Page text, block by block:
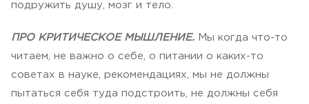
подружить душу, мозг и тело.
ПРО КРИТИЧЕСКОЕ МЫШЛЕНИЕ. Мы когда что-то
читаем, не важно о себе, о питании о каких-то
советах в науке, рекомендациях, мы не должны
пытаться себя туда подстроить, не должны себя